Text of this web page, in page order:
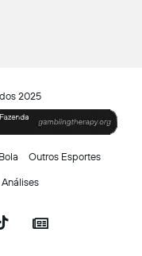
2025
Outros Esportes
Análises
TikTokSiga-